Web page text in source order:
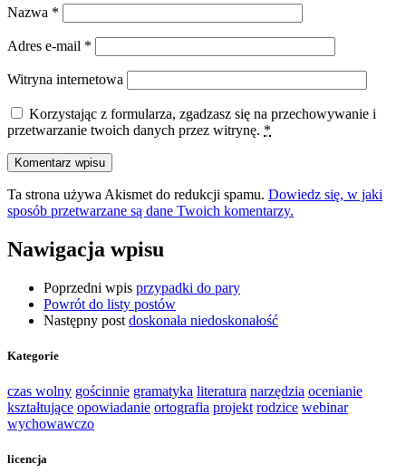
Nazwa *
Adres e-mail *
Witryna internetowa
Korzystając z formularza, zgadzasz się na przechowywanie i
przetwarzanie twoich danych przez witrynę. *
Ta strona używa Akismet do redukcji spamu. Dowiedz się, w jaki
sposób przetwarzane są dane Twoich komentarzy.
Nawigacja wpisu
Poprzedni wpis przypadki do pary
Powrót do listy postów
Następny post doskonała niedoskonałość
Kategorie
czas wolny gościnnie gramatyka literatura narzędzia ocenianie
kształtujące opowiadanie ortografia projekt rodzice webinar
wychowawczo
licencja